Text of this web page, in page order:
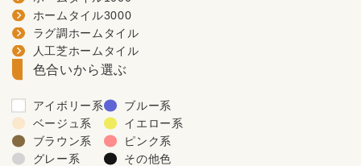
ホームタイル3000
ラグ調ホームタイル
人工芝ホームタイル
色合いから選ぶ
アイボリー系
ベージュ系
ブラウン系
グレー系
ブルー系
イエロー系
ピンク系
その他色